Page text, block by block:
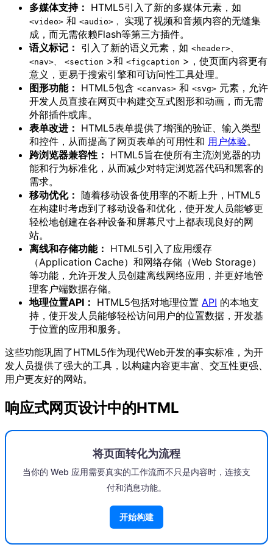
多媒体支持： HTML5引入了新的多媒体元素，如
<video> 和 <audio>，
实现了视频和音频内容的无缝集
成，而无需依赖Flash等第三方插件。
语义标记： 引入了新的语义元素，如 <header>、
<nav>、
<section >和 <figcaption >，使页面内容更有
意义，更易于搜索引擎和可访问性工具处理。
图形功能： HTML5包含 <canvas> 和 <svg> 元素，允许
开发人员直接在网页中构建交互式图形和动画，而无需
外部插件或库。
表单改进： HTML5表单提供了增强的验证、输入类型
和控件，从而提高了网页表单的可用性和 用户体验。
跨浏览器兼容性： HTML5旨在使所有主流浏览器的功
能和行为标准化，从而减少对特定浏览器代码和黑客的
需求。
移动优化： 随着移动设备使用率的不断上升，HTML5
在构建时考虑到了移动设备和优化，使开发人员能够更
轻松地创建在各种设备和屏幕尺寸上都表现良好的网
站。
离线和存储功能： HTML5引入了应用缓存
（Application Cache）和网络存储（Web Storage）
等功能，允许开发人员创建离线网络应用，并更好地管
理客户端数据存储。
地理位置API： HTML5包括对地理位置 API 的本地支
持，使开发人员能够轻松访问用户的位置数据，开发基
于位置的应用和服务。
这些功能巩固了HTML5作为现代Web开发的事实标准，为开
发人员提供了强大的工具，以构建内容更丰富、交互性更强、
用户更友好的网站。
响应式网页设计中的HTML
将页面转化为流程
当你的 Web 应用需要真实的工作流而不只是内容时，连接支
付和消息功能。
开始构建